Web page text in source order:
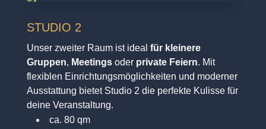
STUDIO 2
Unser zweiter Raum ist ideal für kleinere
Gruppen, Meetingsoder private Feiern. Mit
flexiblen Einrichtungsmöglichkeiten und moderner
Ausstattung bietet Studio 2 die perfekte Kulisse für
deine Veranstaltung.
ca. 80 qm